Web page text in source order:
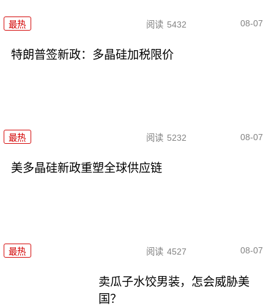
最热 阅读 5432 08-07
特朗普签新政：多晶硅加税限价
最热 阅读 5232 08-07
美多晶硅新政重塑全球供应链
最热 阅读 4527 08-07
卖瓜子水饺男装，怎会威胁美
国？